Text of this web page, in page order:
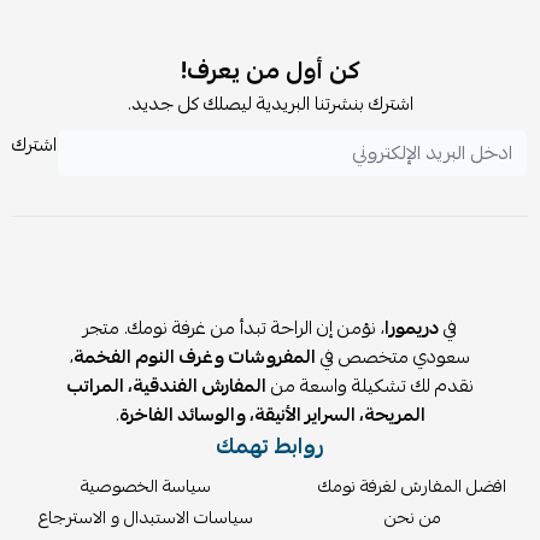
قماش ناعم عالي الكثافة يشبه القطن
حشوة صيفية خفيفة 350 GSM (بديل الحرير)
طباعة رقمية دقيقة وثابتة
مناسب لأسرة 90×190 و100×200 سم
🎯 لماذا تختار بكج كيارا؟
كل احتياجاتك في باكج واحد بدون حيرة
أوفر من شراء كل قطعة منفصلة
ضمان 5 سنوات على السرير
توصيل وتركيب مجاني
كن أول من يعرف!
اشترك بنشرتنا البريدية ليصلك كل جديد.
اشترك
فيدريمورا، نؤمن إن الراحة تبدأ من غرفة نومك. متجر
سعودي متخصص فيالمفروشات وغرف النوم الفخمة،
نقدم لك تشكيلة واسعة منالمفارش الفندقية، المراتب
المريحة، السراير الأنيقة، والوسائد الفاخرة.
روابط تهمك
افضل المفارش لغرفة نومك
من نحن
سياسة الخصوصية
سياسات الاستبدال و الاسترجاع